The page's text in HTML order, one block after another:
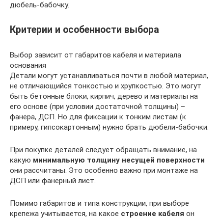
дюбель-бабочку.
Критерии и особенности выбора
Выбор зависит от габаритов кабеля и материала
основания
Детали могут устанавливаться почти в любой материал,
не отличающийся тонкостью и хрупкостью. Это могут
быть бетонные блоки, кирпич, дерево и материалы на
его основе (при условии достаточной толщины) –
фанера, ДСП. Но для фиксации к тонким листам (к
примеру, гипсокартонным) нужно брать дюбели-бабочки.
При покупке деталей следует обращать внимание, на
какую минимальную толщину несущей поверхности
они рассчитаны. Это особенно важно при монтаже на
ДСП или фанерный лист.
Помимо габаритов и типа конструкции, при выборе
крепежа учитывается, на какое строение кабеля он